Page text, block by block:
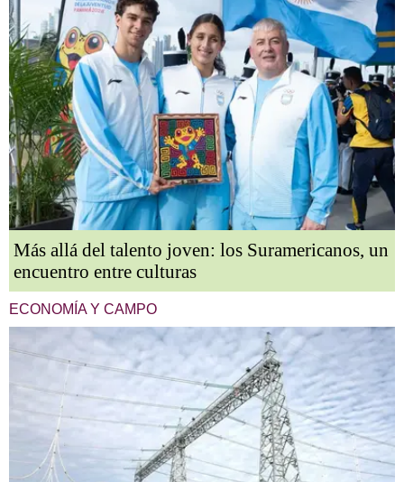
Más allá del talento joven: los Suramericanos, un
encuentro entre culturas
ECONOMÍA Y CAMPO